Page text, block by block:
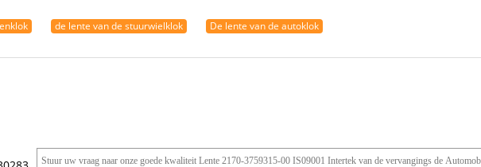
de lente van de stuurwielklok De lente van de autoklok